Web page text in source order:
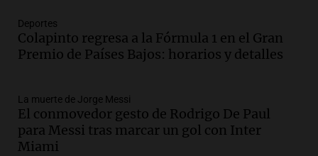
Audio.
Orellana Lucca celebró su peña
de folclore en Córdoba
Tarde y Media
Audio.Trágico accidente en Mendoza:
un muerto y varios heridos tras caída de
vehículos desde un puente
Deportes
Colapinto regresa a la Fórmula 1 en el Gran
Premio de Países Bajos: horarios y detalles
La muerte de Jorge Messi
El conmovedor gesto de Rodrigo De Paul
para Messi tras marcar un gol con Inter
Miami